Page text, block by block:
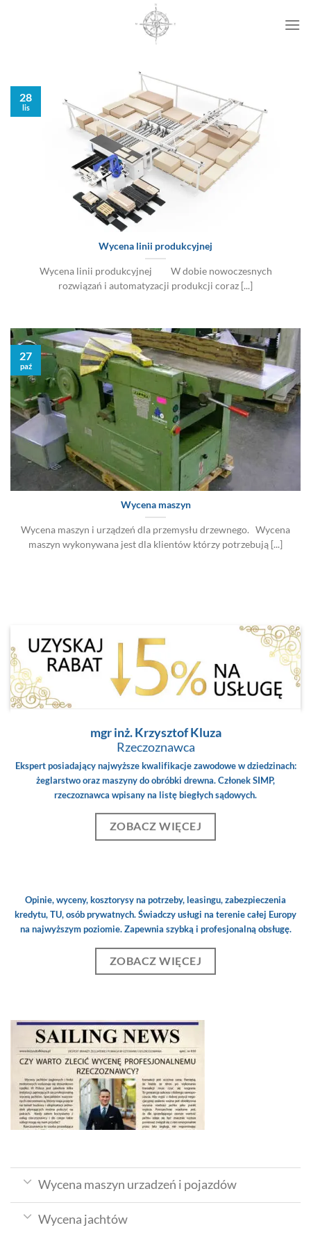
Wycena linii produkcyjnej
Wycena linii produkcyjnej W dobie nowoczesnych
rozwiązań i automatyzacji produkcji coraz [...]
28
lis
Wycena maszyn
Wycena maszyn i urządzeń dla przemysłu drzewnego. Wycena
maszyn wykonywana jest dla klientów którzy potrzebują [...]
27
paź
mgr inż. Krzysztof Kluza
Rzeczoznawca
Ekspert posiadający najwyższe kwalifikacje zawodowe w dziedzinach:
żeglarstwo oraz maszyny do obróbki drewna. Członek SIMP,
rzeczoznawca wpisany na listę biegłych sądowych.
ZOBACZ WIĘCEJ
Opinie, wyceny, kosztorysy na potrzeby, leasingu, zabezpieczenia
kredytu, TU, osób prywatnych. Świadczy usługi na terenie całej Europy
na najwyższym poziomie. Zapewnia szybką i profesjonalną obsługę.
ZOBACZ WIĘCEJ
Wycena maszyn urzadzeń i pojazdów
Wycena jachtów